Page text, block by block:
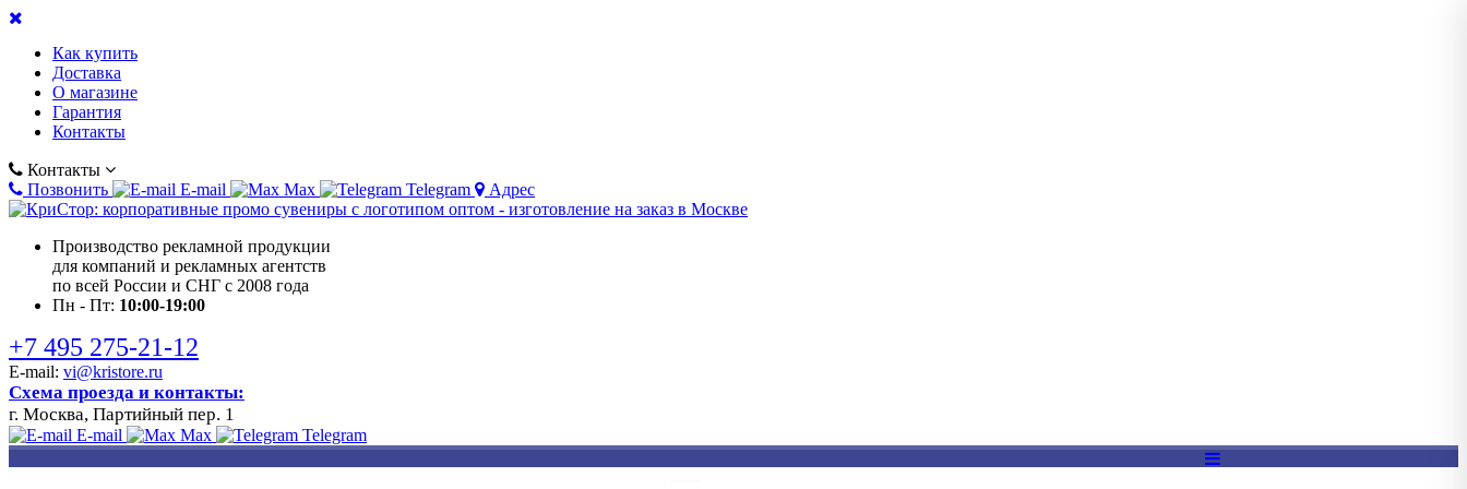
Как купить
Доставка
О магазине
Гарантия
Контакты
Контакты
Позвонить
E-mail Max Telegram Адрес
Производство рекламной продукции
для компаний и рекламных агентств
по всей России и СНГ с 2008 года
Пн - Пт: 10:00-19:00
+7 495 275-21-12
E-mail: vi@kristore.ru
Схема проезда и контакты:
г. Москва, Партийный пер. 1
E-mail Max Telegram